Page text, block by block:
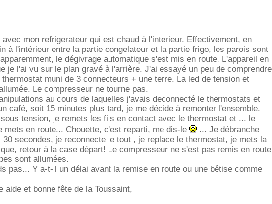
avec mon refrigerateur qui est chaud à l'interieur. Effectivement, en
à l'intérieur entre la partie congelateur et la partie frigo, les parois sont
le dégivrage automatique s'est mis en route. L'appareil en
je l'ai vu sur le plan gravé à l'arrière. J'ai essayé un peu de comprendre
thermostat muni de 3 connecteurs + une terre. La led de tension et
Le compresseur ne tourne pas.
au cours de laquelles j'avais deconnecté le thermostats et
café, soit 15 minutes plus tard, je me décide à remonter l'ensemble.
tension, je remets les fils en contact avec le thermostat et ... le
mets en route... Chouette, c'est reparti, me dis-le
... Je débranche
30 secondes, je reconnecte le tout , je replace le thermostat, je mets la
retour à la case départ! Le compresseur ne s'est pas remis en route
sont allumées.
pas... Y a-t-il un délai avant la remise en route ou une bêtise comme
aide et bonne fête de la Toussaint,